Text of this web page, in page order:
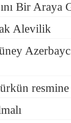
Bir Araya
Alevilik
resmine